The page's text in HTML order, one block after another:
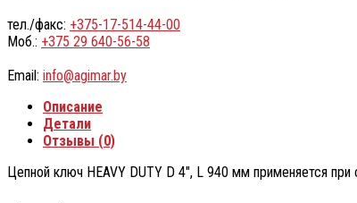
тел./факс: +375-17-514-44-00
Моб.: +375 29 640-56-58
Email: info@agimar.by
Описание
Детали
Отзывы (0)
Цепной ключ HEAVY DUTY D 4″, L 940 мм применяется